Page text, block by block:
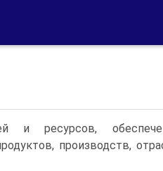
и ресурсов,
производств,